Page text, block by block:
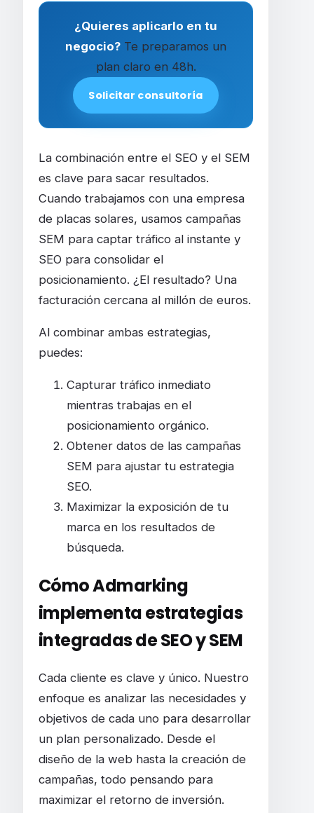
¿Quieres aplicarlo en tu
negocio? Te preparamos un
plan claro en 48h.
Solicitar consultoría
La combinación entre el SEO y el SEM
es clave para sacar resultados.
Cuando trabajamos con una empresa
de placas solares, usamos campañas
SEM para captar tráfico al instante y
SEO para consolidar el
posicionamiento. ¿El resultado? Una
facturación cercana al millón de euros.
Al combinar ambas estrategias,
puedes:
Capturar tráfico inmediato
mientras trabajas en el
posicionamiento orgánico.
Obtener datos de las campañas
SEM para ajustar tu estrategia
SEO.
Maximizar la exposición de tu
marca en los resultados de
búsqueda.
Cómo Admarking
implementa estrategias
integradas de SEO y SEM
Cada cliente es clave y único. Nuestro
enfoque es analizar las necesidades y
objetivos de cada uno para desarrollar
un plan personalizado. Desde el
diseño de la web hasta la creación de
campañas, todo pensando para
maximizar el retorno de inversión.